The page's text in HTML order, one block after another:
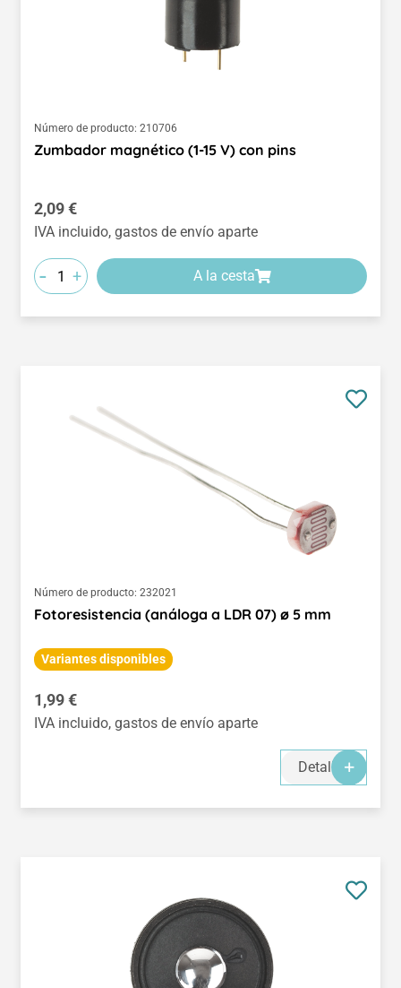
Número de producto: 210706
Zumbador magnético (1-15 V) con pins
Precio normal:
2,09 €
IVA incluido, gastos de envío aparte
- + A la cesta
Número de producto: 232021
Fotoresistencia (análoga a LDR 07) ø 5 mm
Variantes disponibles
Precio normal:
1,99 €
IVA incluido, gastos de envío aparte
Detalles